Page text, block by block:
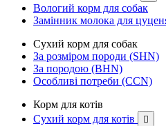
Вологий корм для собак
Замінник молока для
Сухий корм для собак
За розміром породи (SHN)
За породою (BHN)
Особливі потреби (CCN)
Корм для котів
Сухий корм для котів
